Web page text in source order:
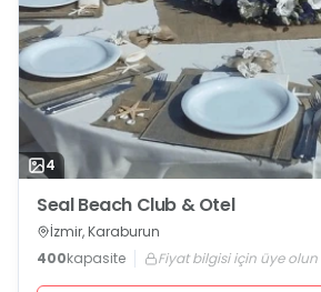
4
Seal Beach Club & Otel
İzmir, Karaburun
400kapasite Fiyat bilgisi için üye olun